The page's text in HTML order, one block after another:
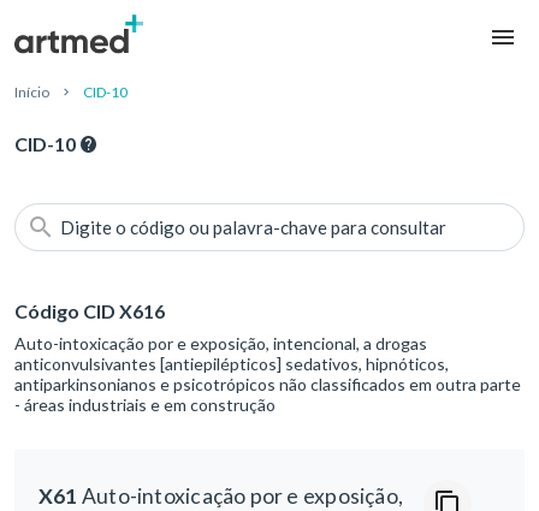
Início CID-10
CID-10
Digite o código ou palavra-chave para consultar
Código CID X616
Auto-intoxicação por e exposição, intencional, a drogas
anticonvulsivantes [antiepilépticos] sedativos, hipnóticos,
antiparkinsonianos e psicotrópicos não classificados em outra parte
- áreas industriais e em construção
X61 Auto-intoxicação por e exposição,